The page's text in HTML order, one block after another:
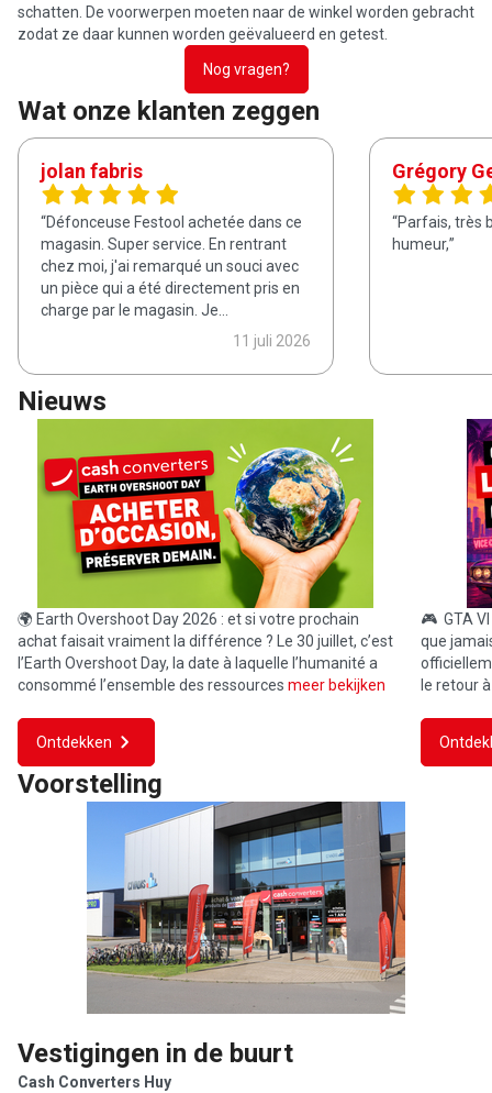
schatten. De voorwerpen moeten naar de winkel worden gebracht
zodat ze daar kunnen worden geëvalueerd en getest.
Nog vragen?
Wat onze klanten zeggen
jolan fabris
11 juli 2026
Défonceuse Festool achetée dans ce
magasin. Super service. En rentrant
chez moi, j'ai remarqué un souci avec
un pièce qui a été directement pris en
charge par le magasin. Je
Grégory
Parfais, très
humeur,
Nieuws
🌍 Earth Overshoot Day 2026 : et si votre prochain
achat faisait vraiment la différence ? Le 30 juillet, c’est
l’Earth Overshoot Day, la date à laquelle l’humanité a
consommé l’ensemble des ressources meer bekijken
Ontdekken
🎮 GTA
que
le retour
Voorstelling
Vestigingen in de buurt
Cash Converters Huy